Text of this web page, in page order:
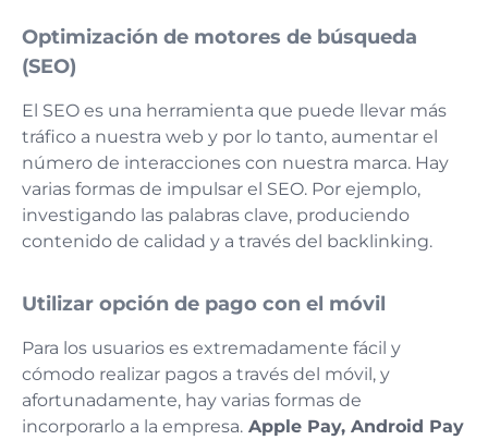
Optimización de motores de búsqueda
(SEO)
El SEO es una herramienta que puede llevar más
tráfico a nuestra web y por lo tanto, aumentar el
número de interacciones con nuestra marca. Hay
varias formas de impulsar el SEO. Por ejemplo,
investigando las palabras clave, produciendo
contenido de calidad y a través del backlinking.
Utilizar opción de pago con el móvil
Para los usuarios es extremadamente fácil y
cómodo realizar pagos a través del móvil, y
afortunadamente, hay varias formas de
incorporarlo a la empresa. Apple Pay, Android Pay